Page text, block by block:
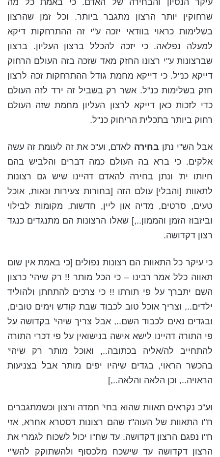
שרחוקין יותר הרצון מתגבר ביותר. וכל זמן שהרצון
בשלימות כראוי בוודאי יזכה ע"י זה ההתרחקות דיקא
למעלה נפלאה. כי יזכה להכלל ברצון העליון. ברצון
שברצונות ע"י רצונו החזק מאד שזכה בזה העולם הרחוק
דייקא כנ"ל. כי דייקא מחמת גודל ההתרחקות זכה לרצון
חזק בשלימות כנ"ל. אשר רק בשביל זה ירד לזה העולם
כדי לזכות כאן דייקא לרצון העליון מחמת שזה העולם
רחוק ביותר בתכלית הריחוק כנ"ל.
אבל הש"י נתן בחירה לאדם, וע"כ את זה לעומת זה עשה
אלקים. כי ברא בה העולם כמה דברים והלביש בהם
חיותו ית' ונתן בחירה להאדם דהיינו שיש גם רצונות
לתאוות [והבלי] עולם הזה [בחורות צעירות ונאות, אוכל
טעים, סרטים, מדיה און ליין, חדשות, מקומות לבילוי
וביזבוז הזמן והממון..,] שאלו הרצונות הם מתנגדים כנגד
רצון דקדושה.
כי עיקר כל התאוות הם רצונות נפולים [כי באמת אין שום
תאווה כלל אמר רבינו – כי הכל מותר !! רק שיהי' כרצון
השם יתברך על פי תורתו !! כי צרכים להתחתן ולהוליד
ילדים.., וצריך אוכל טוב לכבוד שבת קודש וימים טובים,
ובגדים נאים לכבוד השם.., אבל צריך שיהי' בקדושה על
פי התורה דהיינו לישא אישה בנישואין על פי דכרי התורה
להתחייב לה/אליה בכתובה.., ואוכל מותר רק שיהי'
בהכשר הראוי, בגדים שיהיו יפים מותר אבל בצניעות
הראויה.., וכן הלאה והלאה..,]
וע"כ נקראים תאוות שהוא בחי' חמדה ורצון וכשמתגברים
ח"ו התאוות של העוה"ז שהם רצונות דסטרא אחרא, אזי
ח"ו נפגם הרצון דקדושה. עד שח"ו יכול לשכוח לגמרי את
הרצון דקדושה עד שישכח מלכסוף ולהשתוקק להש"י